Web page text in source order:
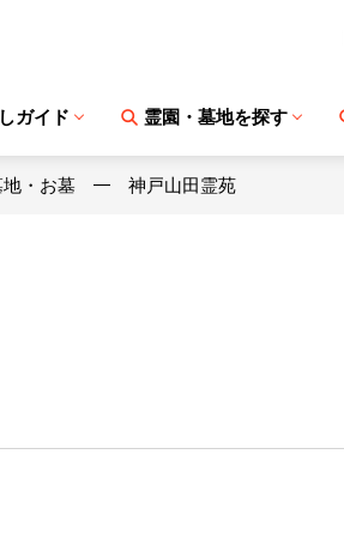
ガイド 霊園・墓地を探す
・お墓 神戸山田霊苑